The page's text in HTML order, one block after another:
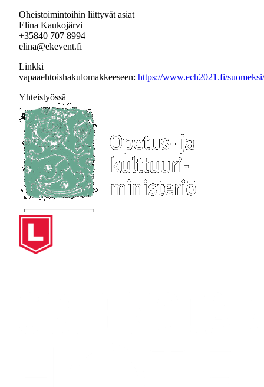
Oheistoimintoihin liittyvät asiat
Elina Kaukojärvi
+35840 707 8994
elina@ekevent.fi
Linkki
vapaaehtoishakulomakkeeseen: https://www.ech2021.fi/
Yhteistyössä